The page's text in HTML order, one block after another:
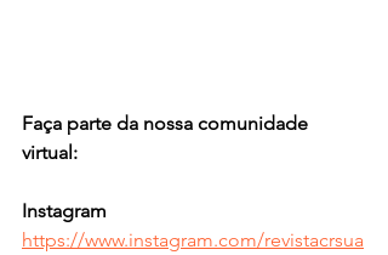
Faça parte da nossa comunidade
virtual:
Instagram
https://www.instagram.com/revistacrsua